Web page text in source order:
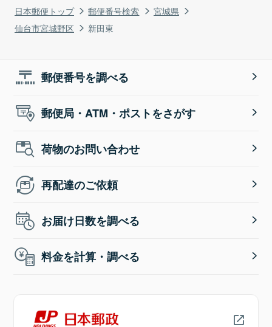
日本郵便トップ 郵便番号検索
宮城県
仙台市宮城野区
新田東
郵便番号を調べる
郵便局・ATM・ポストをさがす
荷物のお問い合わせ
再配達のご依頼
お届け日数を調べる
料金を計算・調べる